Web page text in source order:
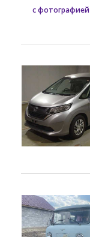
с фотографией